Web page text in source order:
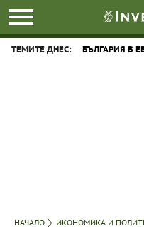
ТЕМИТЕ ДНЕС: БЪЛГАРИЯ В
НАЧАЛО ИКОНОМИКА И